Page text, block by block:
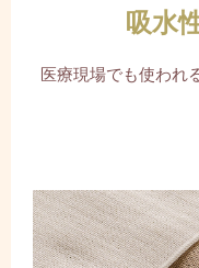
吸水
医療現場でも使われ